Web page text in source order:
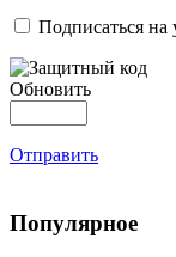
Подписаться на
Обновить
Отправить
Популярное